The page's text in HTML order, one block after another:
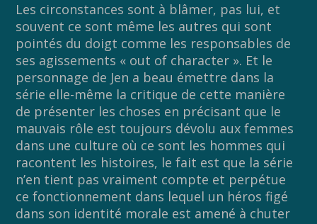
Les circonstances sont à blâmer, pas lui, et
souvent ce sont même les autres qui sont
pointés du doigt comme les responsables de
ses agissements « out of character ». Et le
personnage de Jen a beau émettre dans la
série elle-même la critique de cette manière
de présenter les choses en précisant que le
mauvais rôle est toujours dévolu aux femmes
dans une culture où ce sont les hommes qui
racontent les histoires, le fait est que la série
n’en tient pas vraiment compte et perpétue
ce fonctionnement dans lequel un héros figé
dans son identité morale est amené à chuter